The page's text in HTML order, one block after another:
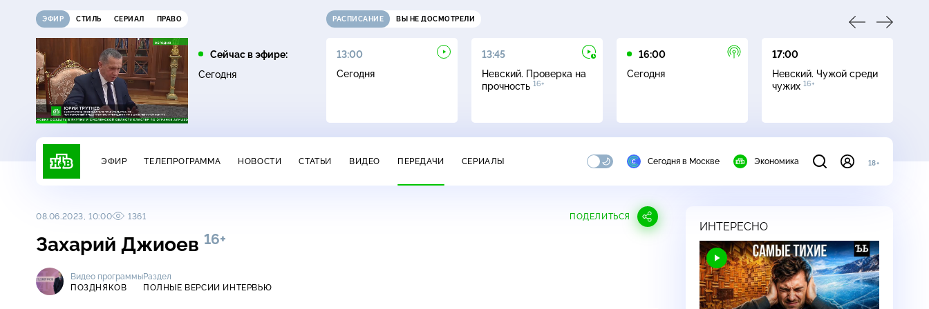
ЭФИР СТИЛЬ СЕРИАЛ ПРАВО
Сейчас в эфире:
Сегодня
РАСПИСАНИЕ ВЫ НЕ ДОСМОТРЕЛИ
ЧП
11:00
ДНК16+
13:00
Сегодня
13:45
Невский. Проверка на
прочность 16+
16:00
Сегодня
17:00
Невский. Чужой среди
чужих 16+
ЭФИР ТЕЛЕПРОГРАММА НОВОСТИ СТАТЬИ ВИДЕО ПЕРЕДАЧИ СЕРИАЛЫ Сегодня в Москве Экономика 18+
08.06.2023, 10:00 1361 ПОДЕЛИТЬСЯ
Захарий Джиоев 16+
Видео программы
ПОЗДНЯКОВ
Раздел
ПОЛНЫЕ ВЕРСИИ ИНТЕРВЬЮ
ИНТЕРЕСНО